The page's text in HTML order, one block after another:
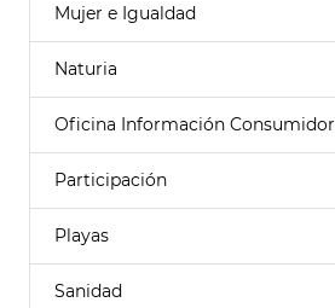
Mujer e Igualdad
Naturia
Oficina Información Consumidor
Participación
Playas
Sanidad